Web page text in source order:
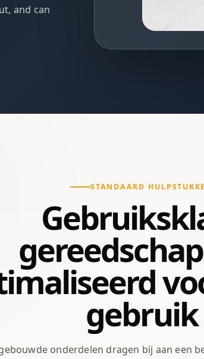
and can
STANDAARD
gebruik
onderdelen dragen bij aan een